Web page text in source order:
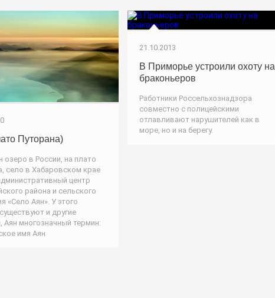
Путорана)
озеро в России, на плато
село в Хабаровском крае
центр
района и сельского
«Село Аян». У этого
и другие
Аян многозначный термин:
имя Аян
21.10.2013
В Приморье устроили охоту на
браконьеров
Работники Россельхознадзора
совместно с полицейскими
отлавливают нарушителей как в
море, но и на берегу.